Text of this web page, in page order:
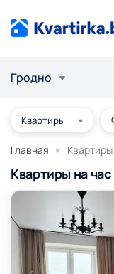
Гродно
Главная
Квартиры на